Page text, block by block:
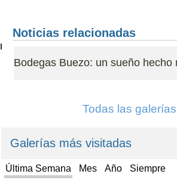
Noticias relacionadas
Bodegas Buezo: un sueño hecho
Todas las
Galerías más visitadas
Última Semana Mes Año Siempre